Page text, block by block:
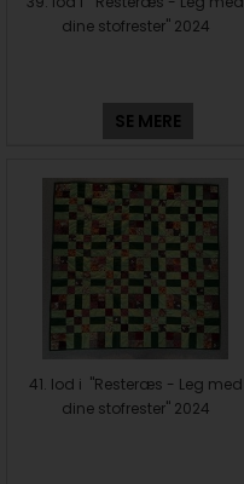
dine stofrester" 2024
SE MERE
41. lod i "Resteræs - Leg med
dine stofrester" 2024